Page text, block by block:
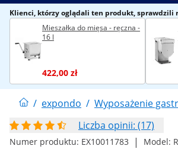
Klienci, którzy oglądali ten produkt, sprawdzili
Mieszałka do mięsa - ręczna -
16 l
422,00 zł
/ expondo / Wyposażenie
Liczba opinii: (17)
Numer produktu: EX10011783 | Model: